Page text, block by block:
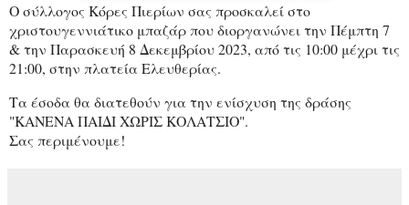
Ο σύλλογος Κόρες Πιερίων σας προσκαλεί στο
χριστουγεννιάτικο μπαζάρ που διοργανώνει την Πέμπτη 7
& την Παρασκευή 8 Δεκεμβρίου 2023, από τις 10:00 μέχρι τις
21:00, στην πλατεία Ελευθερίας.
Τα έσοδα θα διατεθούν για την ενίσχυση της δράσης
"ΚΑΝΕΝΑ ΠΑΙΔΙ ΧΩΡΙΣ ΚΟΛΑΤΣΙΟ".
Σας περιμένουμε!